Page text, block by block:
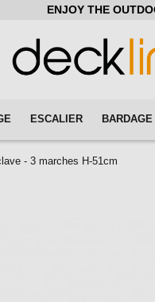
ENJOY THE
ESCALIER BARDAGE
- 3 marches H-51cm